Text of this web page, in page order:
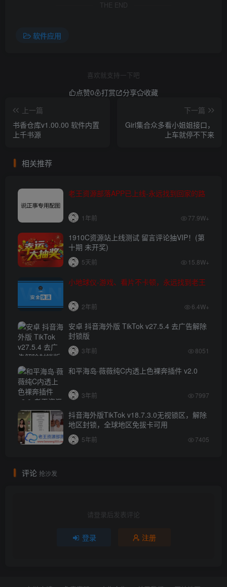
THE END
软件应用
喜欢就支持一下吧
点赞0 打赏 分享
收藏
上一篇
书香仓库v1.00.00 软件内置
上千书源
下一篇
Girl集合众多看小姐姐接口，
上车就停不下来
相关推荐
老王资源部落APP已上线-永远找到回家的路
1年前 77.9W+
1910C资源站上线测试 留言评论抽VIP！(第
十期 未开奖)
5天前 15.8W+
小地球仪-游戏、看片不卡顿，永远找到老王
2年前 6.4W+
安卓 抖音海外版 TikTok v27.5.4 去广告解除
封锁版
3年前 8051
和平海岛·薇薇纯C内透上色裸奔插件 v2.0
3年前 7997
抖音海外版TikTok v18.7.3.0无视锁区，解除
地区封锁，全球地区免拔卡可用
5年前 7405
评论 抢沙发
请登录后发表评论
登录 注册